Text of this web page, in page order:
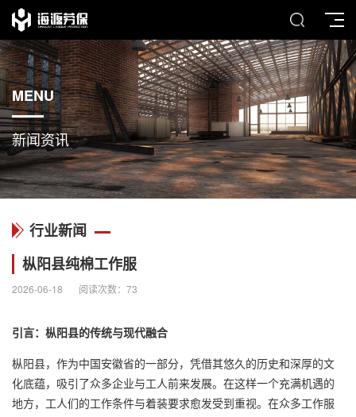
MENU
新闻资讯
行业新闻
枞阳县纯棉工作服
2026-06-18 阅读次数： 73
引言：枞阳县的传统与现代融合
枞阳县，作为中国安徽省的一部分，凭借其悠久的历史和深厚的文
化底蕴，吸引了众多企业与工人前来发展。在这样一个充满机遇的
地方，工人们的工作条件与着装要求愈发受到重视。在众多工作服